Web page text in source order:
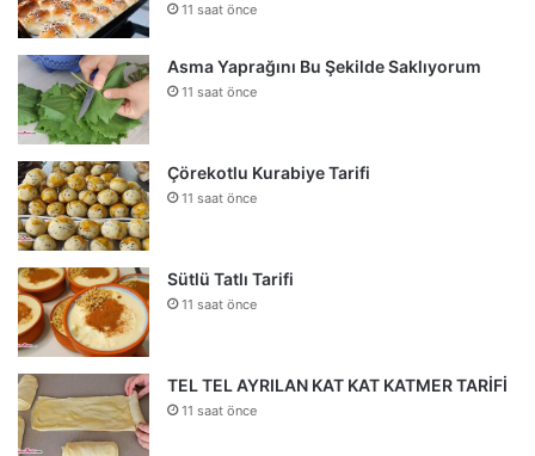
11 saat önce
Asma Yaprağını Bu Şekilde Saklıyorum
11 saat önce
Çörekotlu Kurabiye Tarifi
11 saat önce
Sütlü Tatlı Tarifi
11 saat önce
TEL TEL AYRILAN KAT KAT KATMER TARİFİ
11 saat önce